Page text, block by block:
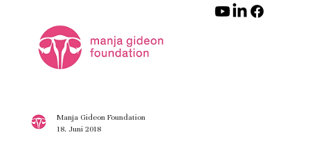
Manja Gideon Foundation
18. Juni 2018